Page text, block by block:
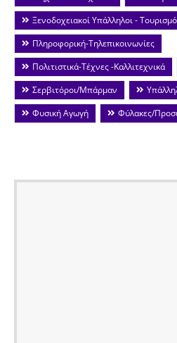
Ξενοδοχειακοί Υπάλληλοι -
Πληροφορική-Τηλεπικοινωνίες
Πολιτιστικά-Τέχνες -Καλλιτεχνικά
Σερβιτόροι/Μπάρμαν
Φυσική Αγωγή
Φύλακες/